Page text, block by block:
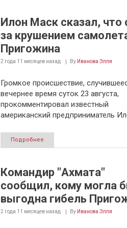
Илон Маск сказал, что
за крушением
Пригожина
2 года 11 месяцевназад By Иванова Элля
Громкое происшествие,
вечернее время суток 23 августа,
прокомментировал известный
американский предприниматель
Подробнее
Командир "Ахмата"
сообщил, кому могла
выгодна гибель
2 года 11 месяцевназад By Иванова Элля